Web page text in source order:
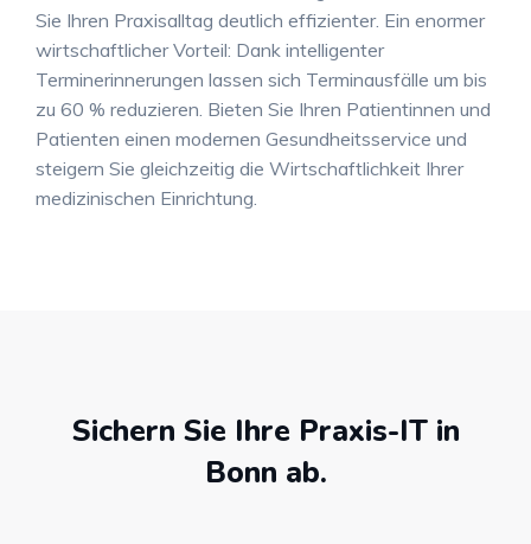
Sie Ihren Praxisalltag deutlich effizienter. Ein enormer
wirtschaftlicher Vorteil: Dank intelligenter
Terminerinnerungen lassen sich Terminausfälle um bis
zu 60 % reduzieren . Bieten Sie Ihren Patientinnen und
Patienten einen modernen Gesundheitsservice und
steigern Sie gleichzeitig die Wirtschaftlichkeit Ihrer
medizinischen Einrichtung
Sichern Sie Ihre Praxis-IT in
Bonn ab.